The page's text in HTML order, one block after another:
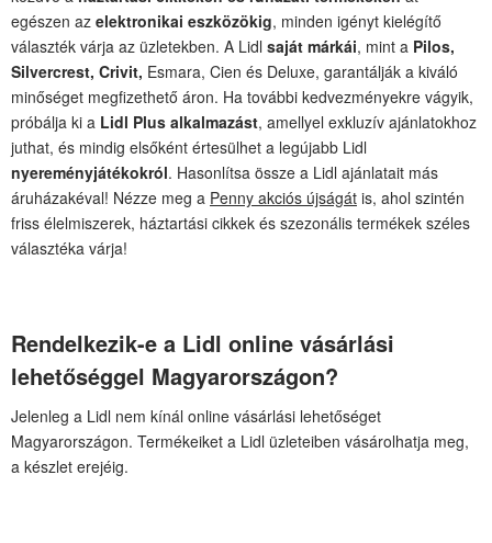
egészen az elektronikai eszközökig, minden igényt kielégítő
választék várja az üzletekben. A Lidl saját márkái, mint a Pilos,
Silvercrest, Crivit, Esmara, Cien és Deluxe, garantálják a kiváló
minőséget megfizethető áron. Ha további kedvezményekre vágyik,
próbálja ki a Lidl Plus alkalmazást, amellyel exkluzív ajánlatokhoz
juthat, és mindig elsőként értesülhet a legújabb Lidl
nyereményjátékokról. Hasonlítsa össze a Lidl ajánlatait más
áruházakéval! Nézze meg a Penny akciós újságát is, ahol szintén
friss élelmiszerek, háztartási cikkek és szezonális termékek széles
választéka várja!
Rendelkezik-e a Lidl online vásárlási
lehetőséggel Magyarországon?
Jelenleg a Lidl nem kínál online vásárlási lehetőséget
Magyarországon. Termékeiket a Lidl üzleteiben vásárolhatja meg,
a készlet erejéig.